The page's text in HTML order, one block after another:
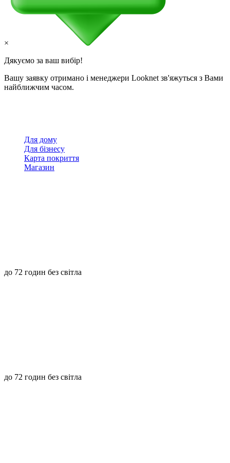
×
Дякуємо за ваш вибір!
Вашу заявку отримано і менеджери Looknet зв'яжуться з Вами
найближчим часом.
Для дому
Для бізнесу
Карта покриття
Магазин
до 72 годин без світла
до 72 годин без світла